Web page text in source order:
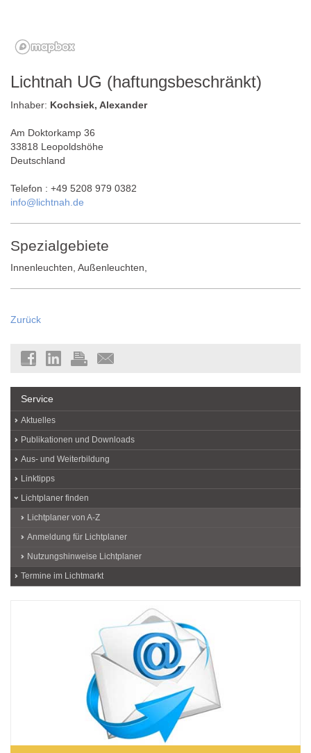
Lichtnah UG (haftungsbeschränkt)
Inhaber: Kochsiek, Alexander
Am Doktorkamp 36
33818 Leopoldshöhe
Deutschland
Telefon : +49 5208 979 0382
info@lichtnah.de
Spezialgebiete
Innenleuchten, Außenleuchten,
Zurück
Service
Aktuelles
Publikationen und Downloads
Aus- und Weiterbildung
Linktipps
Lichtplaner finden
Lichtplaner von A-Z
Anmeldung für Lichtplaner
Nutzungshinweise Lichtplaner
Termine im Lichtmarkt